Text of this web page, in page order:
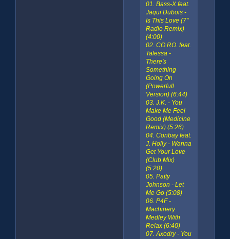
01. Bass-X feat.
Jaqui Dubois -
Is This Love (7''
Radio Remix)
(4:00)
02. CO.RO. feat.
Talessa -
There's
Something
Going On
(Powerfull
Version) (6:44)
03. J.K. - You
Make Me Feel
Good (Medicine
Remix) (5:26)
04. Conbay feat.
J. Holly - Wanna
Get Your Love
(Club Mix)
(5:20)
05. Patty
Johnson - Let
Me Go (5:08)
06. P4F -
Machinery
Medley With
Relax (6:40)
07. Axodry - You